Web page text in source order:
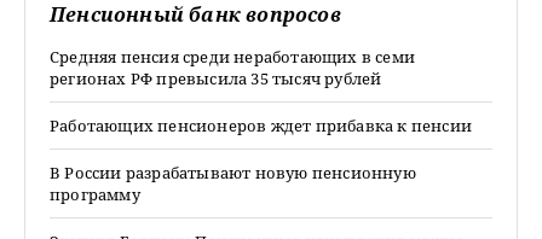
Пенсионный банк вопросов
Средняя пенсия среди неработающих в семи
регионах РФ превысила 35 тысяч рублей
Работающих пенсионеров ждет прибавка к пенсии
В России разрабатывают новую пенсионную
программу